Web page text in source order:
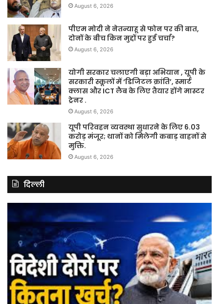
August 6, 2026
पीएम मोदी ने नेतन्याहू से फोन पर की बात,
दोनों के बीच किन मुद्दों पर हुई चर्चा?
August 6, 2026
योगी सरकार चलाएगी बड़ा अभियान , यूपी के
सरकारी स्कूलों में ‘डिजिटल क्रांति’, स्मार्ट
क्लास और ICT लैब के लिए तैयार होंगे मास्टर
ट्रेनर .
August 6, 2026
यूपी परिवहन व्यवस्था सुधारने के लिए 6.03
करोड़ मंजूर; थानों को मिलेगी कबाड़ वाहनों से
मुक्ति.
August 6, 2026
दिल्ली